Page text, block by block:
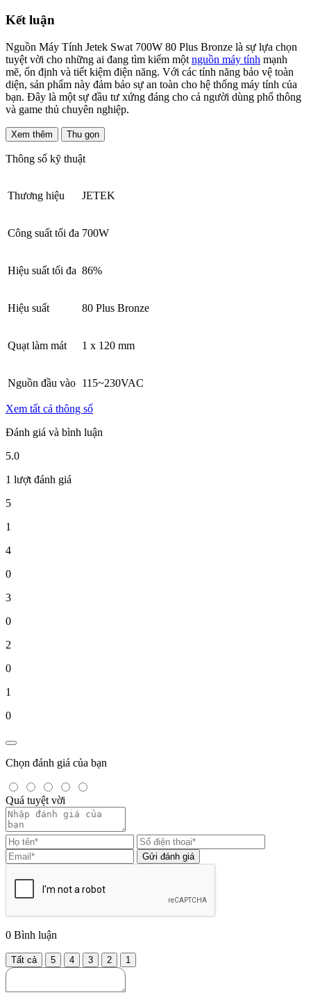
Kết luận
Nguồn Máy Tính Jetek Swat 700W 80 Plus Bronze là sự lựa chọn
tuyệt vời cho những ai đang tìm kiếm một nguồn máy tính mạnh
mẽ, ổn định và tiết kiệm điện năng. Với các tính năng bảo vệ toàn
diện, sản phẩm này đảm bảo sự an toàn cho hệ thống máy tính của
bạn. Đây là một sự đầu tư xứng đáng cho cả người dùng phổ thông
và game thủ chuyên nghiệp.
Xem thêm Thu gọn
Thông số kỹ thuật
Thương hiệu JETEK
Công suất tối đa 700W
Hiệu suất tối đa 86%
Hiệu suất 80 Plus Bronze
Quạt làm mát 1 x 120 mm
Nguồn đầu vào 115~230VAC
Xem tất cả thông số
Đánh giá và bình luận
5.0
1 lượt đánh giá
5
1
4
0
3
0
2
0
1
0
Chọn đánh giá của bạn
Quá tuyệt vời
Gửi đánh giá
0 Bình luận
Tất cả 5 4 3 2 1